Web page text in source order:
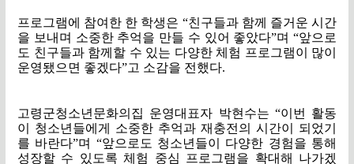
프로그램에 참여한 한 학생은 “친구들과 함께 즐거운 시간
을 보내며 소중한 추억을 만들 수 있어 좋았다”며 “앞으로
도 친구들과 함께할 수 있는 다양한 체험 프로그램이 많이
운영됐으면 좋겠다”고 소감을 전했다.
고령군청소년문화의집 운영대표자 박현수는 “이번 활동
이 청소년들에게 소중한 추억과 재충전의 시간이 되었기
를 바란다”며 “앞으로도 청소년들이 다양한 경험을 통해
성장할 수 있도록 체험 중심 프로그램을 확대해 나가겠